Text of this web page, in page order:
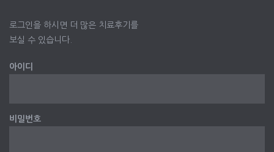
로그인을 하시면 더 많은 치료후기를
보실 수 있습니다.
아이디
비밀번호